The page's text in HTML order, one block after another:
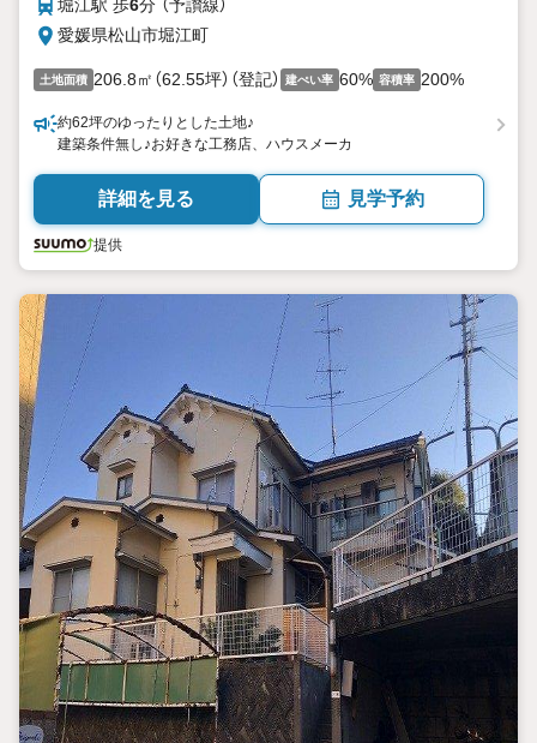
堀江駅 歩6分 （予讃線）
愛媛県松山市堀江町
土地面積 206.8㎡（62.55坪）（登記） 建ぺい率 60% 容積率 200%
約62坪のゆったりとした土地♪
建築条件無し♪お好きな工務店、ハウスメーカ
詳細を見る 見学予約
提供